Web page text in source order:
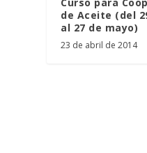
de Aceite (del
al 27 de mayo)
23 de abril de 2014